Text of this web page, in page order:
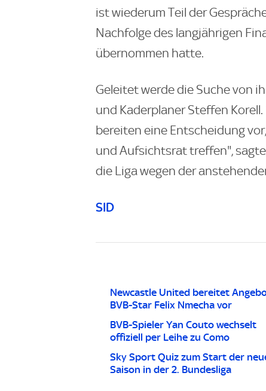
ist wiederum Teil der
Nachfolge des langjährigen
übernommen hatte.
Geleitet werde die Suche von
und Kaderplaner Steffen
bereiten eine Entscheidung
und Aufsichtsrat treffen",
die Liga wegen der
SID
Newcastle United bereitet
BVB-Star Felix Nmecha vor
BVB-Spieler Yan Couto wechselt
offiziell per Leihe zu Como
Sky Sport Quiz zum Start der
Saison in der 2. Bundesliga